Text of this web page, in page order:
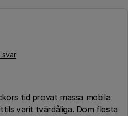
svar
tid provat massa mobila
varit tvärdåliga. Dom flesta